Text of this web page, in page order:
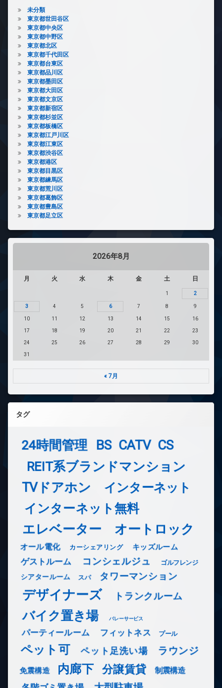
未分類
東京都世田谷区
東京都中央区
東京都中野区
東京都北区
東京都千代田区
東京都台東区
東京都品川区
東京都墨田区
東京都大田区
東京都文京区
東京都新宿区
東京都杉並区
東京都板橋区
東京都江戸川区
東京都江東区
東京都渋谷区
東京都港区
東京都目黒区
東京都練馬区
東京都荒川区
東京都葛飾区
東京都豊島区
東京都足立区
2026年8月
月 火 水 木 金 土 日
1 2
3 4 5 6 7 8 9
10 11 12 13 14 15 16
17 18 19 20 21 22 23
24 25 26 27 28 29 30
31
« 7月
タグ
24時間管理 BS CATV CS
REIT系ブランドマンション
TVドアホン インターネット
インターネット無料
エレベーター オートロック
オール電化 カーシェアリング キッズルーム
ゲストルーム コンシェルジュ ゴルフレンジ
シアタールーム スパ タワーマンション
デザイナーズ トランクルーム
バイク置き場 バレーサービス
パーティールーム フィットネス プール
ペット可 ペット足洗い場 ラウンジ
免震構造 内廊下 分譲賃貸 制震構造